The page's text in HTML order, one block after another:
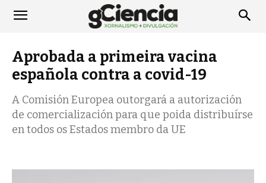
Aprobada a primeira vacina
española contra a covid-19
A Comisión Europea outorgará a autorización
de comercialización para que poida distribuírse
en todos os Estados membro da UE